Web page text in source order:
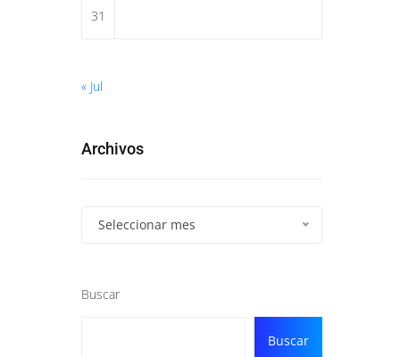
31
« Jul
Archivos
Seleccionar mes
Buscar
Buscar